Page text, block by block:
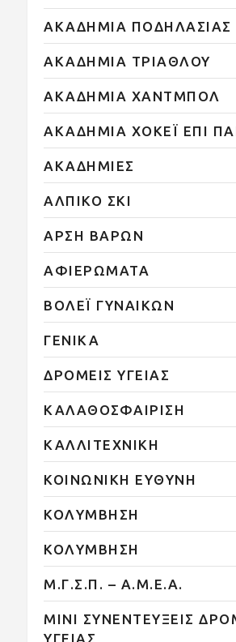
ΑΚΑΔΗΜΙΑ ΠΟΔΗΛΑΣΙΑΣ
ΑΚΑΔΗΜΙΑ ΤΡΙΑΘΛΟΥ
ΑΚΑΔΗΜΙΑ ΧΑΝΤΜΠΟΛ
ΑΚΑΔΗΜΙΑ ΧΟΚΕΪ ΕΠΙ
ΑΚΑΔΗΜΙΕΣ
ΑΛΠΙΚΟ ΣΚΙ
ΑΡΣΗ ΒΑΡΩΝ
ΑΦΙΕΡΩΜΑΤΑ
ΒΟΛΕΪ ΓΥΝΑΙΚΩΝ
ΓΕΝΙΚΑ
ΔΡΟΜΕΙΣ ΥΓΕΙΑΣ
ΚΑΛΑΘΟΣΦΑΙΡΙΣΗ
ΚΑΛΛΙΤΕΧΝΙΚΗ
ΚΟΙΝΩΝΙΚΗ ΕΥΘΥΝΗ
ΚΟΛΥΜΒΗΣΗ
ΚΟΛΥΜΒΗΣΗ
Μ.Γ.Σ.Π. – Α.Μ.Ε.Α.
ΜΙΝΙ ΣΥΝΕΝΤΕΥΞΕΙΣ
ΥΓΕΙΑΣ